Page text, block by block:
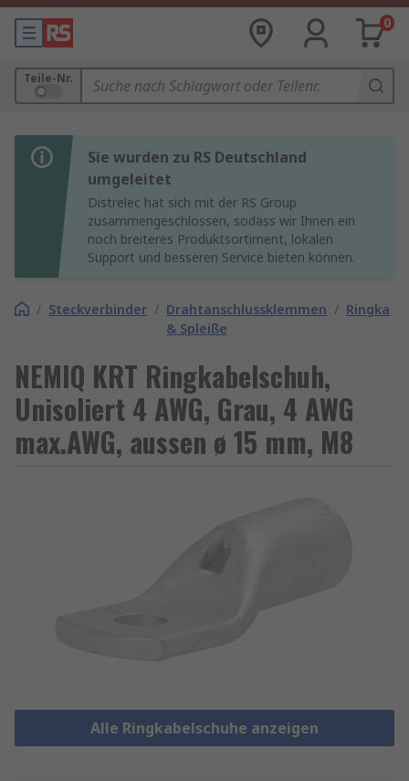
0
Teile-Nr.
Sie wurden zu RS Deutschland
umgeleitet
Distrelec hat sich mit der RS Group
zusammengeschlossen, sodass wir Ihnen ein
noch breiteres Produktsortiment, lokalen
Support und besseren Service bieten können.
/ Steckverbinder / Drahtanschlussklemmen
& Spleiße
/
NEMIQ KRT Ringkabelschuh,
Unisoliert 4 AWG, Grau, 4 AWG
max.AWG, aussen ø 15 mm, M8
Alle Ringkabelschuhe anzeigen